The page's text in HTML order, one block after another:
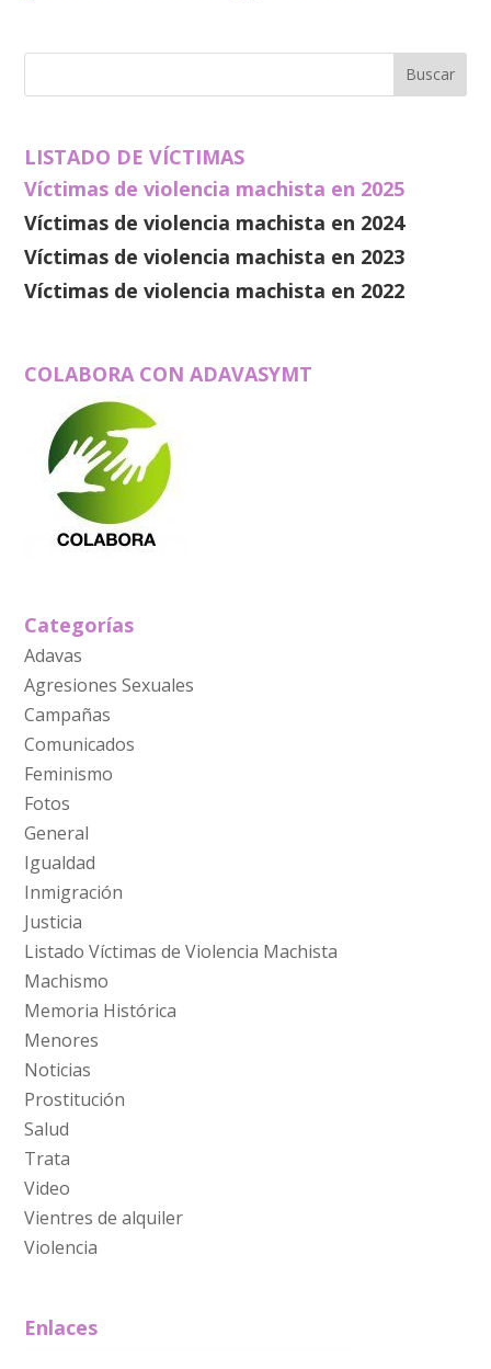
LISTADO DE VÍCTIMAS
Víctimas de violencia machista en 2025
Víctimas de violencia machista en 2024
Víctimas de violencia machista en 2023
Víctimas de violencia machista en 2022
COLABORA CON ADAVASYMT
Categorías
Adavas
Agresiones Sexuales
Campañas
Comunicados
Feminismo
Fotos
General
Igualdad
Inmigración
Justicia
Listado Víctimas de Violencia Machista
Machismo
Memoria Histórica
Menores
Noticias
Prostitución
Salud
Trata
Video
Vientres de alquiler
Violencia
Enlaces